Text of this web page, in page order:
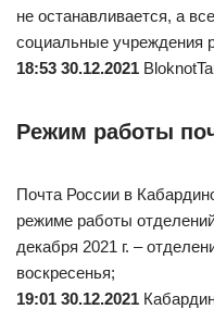
не останавливается, а
социальные учреждения
18:53 30.12.2021
Режим работы
Почта России в
режиме работы
декабря 2021 г. –
воскресенья;
19:01 30.12.2021